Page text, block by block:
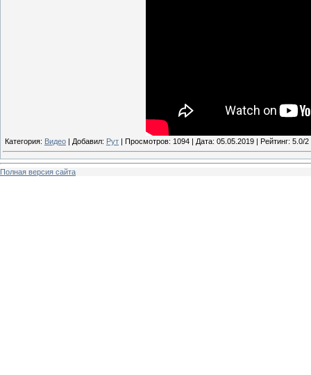
Категория: Видео | Добавил: Рут | Просмотров: 1094 | Дата: 05.05.2019 | Рейтинг: 5.0/2
Полная версия сайта